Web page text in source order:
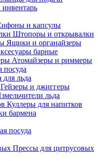
и капсулы
Штопоры и открывалки
Ящики и органайзеры
барные
Атомайзеры и риммеры
посуда
для льда
Гейзеры и джиггеры
льда
Куллеры для напитков
бармена
посуда
Прессы для цитрусовых